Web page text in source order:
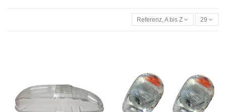
Referenz, A bis Z 29